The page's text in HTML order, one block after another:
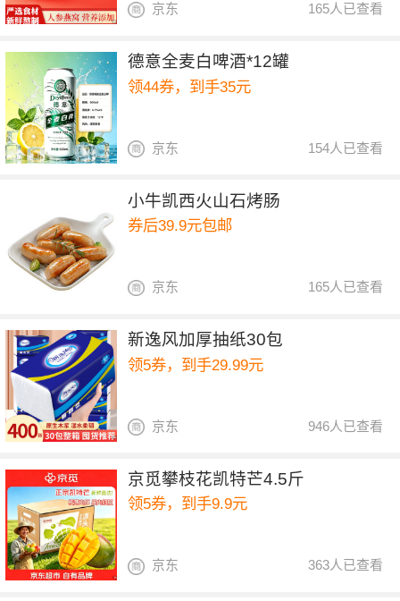
165人已查看
京东
德意全麦白啤酒*12罐
领44券，到手35元
154人已查看
京东
小牛凯西火山石烤肠
券后39.9元包邮
165人已查看
京东
新逸风加厚抽纸30包
领5券，到手29.99元
946人已查看
京东
京觅攀枝花凯特芒4.5斤
领5券，到手9.9元
363人已查看
京东